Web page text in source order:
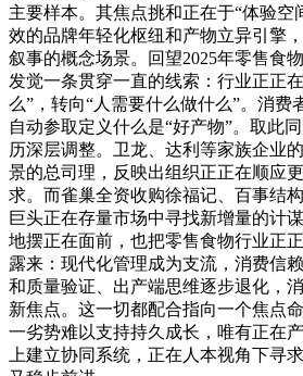
主要样本。其焦点挑和正在于“体验空
效的品牌年轻化枢纽和产物立异引擎
叙事的概念场景。回望2025年零售食
发觉一条贯穿一直的线索：行业正正
么”，转向“人需要什么做什么”。消费
自动参取定义什么是“好产物”。取此
历深层调整。卫龙、达利等家族企业
景的总司理，反映出组织正正在顺应
求。而雀巢全资收购徐福记、百事结
巨头正在存量市场中寻找新增量的计
地摆正在面前，也把零售食物行业正
露来：现代化管理成为支流，消费信
和质量验证、出产端思维逐步退化，
新焦点。这一切都配合指向一个焦点
一劣势难以支持持久成长，唯有正在
上建立协同系统，正在人本视角下寻